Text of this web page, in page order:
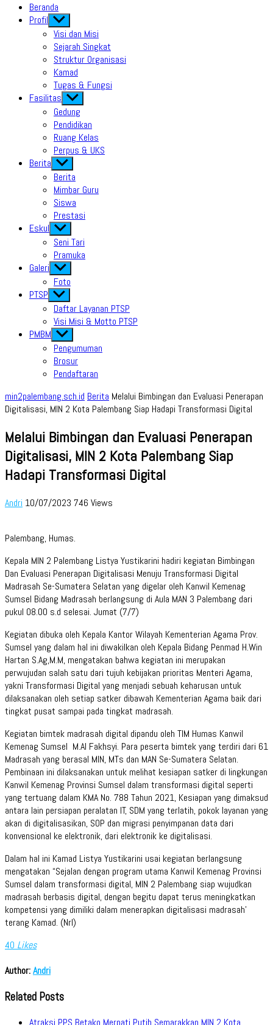
Beranda
Profil Show
sub
menu
Visi dan Misi
Sejarah Singkat
Struktur Organisasi
Kamad
Tugas & Fungsi
Fasilitas Show
sub
menu
Gedung
Pendidikan
Ruang Kelas
Perpus & UKS
Berita Show
sub
menu
Berita
Mimbar Guru
Siswa
Prestasi
Eskul Show
sub
menu
Seni Tari
Pramuka
Galeri Show
sub
menu
Foto
PTSP Show
sub
menu
Daftar Layanan PTSP
Visi Misi & Motto PTSP
PMBM Show
sub
menu
Pengumuman
Brosur
Pendaftaran
min2palembang.sch.id Berita Melalui Bimbingan dan Evaluasi Penerapan
Digitalisasi, MIN 2 Kota Palembang Siap Hadapi Transformasi Digital
Melalui Bimbingan dan Evaluasi Penerapan
Digitalisasi, MIN 2 Kota Palembang Siap
Hadapi Transformasi Digital
Andri 10/07/2023 746 Views
Palembang, Humas.
Kepala MIN 2 Palembang Listya Yustikarini hadiri kegiatan Bimbingan
Dan Evaluasi Penerapan Digitalisasi Menuju Transformasi Digital
Madrasah Se-Sumatera Selatan yang digelar oleh Kanwil Kemenag
Sumsel Bidang Madrasah berlangsung di Aula MAN 3 Palembang dari
pukul 08.00 s.d selesai. Jumat (7/7)
Kegiatan dibuka oleh Kepala Kantor Wilayah Kementerian Agama Prov.
Sumsel yang dalam hal ini diwakilkan oleh Kepala Bidang Penmad H.Win
Hartan S.Ag,M.M, mengatakan bahwa kegiatan ini merupakan
perwujudan salah satu dari tujuh kebijakan prioritas Menteri Agama,
yakni Transformasi Digital yang menjadi sebuah keharusan untuk
dilaksanakan oleh setiap satker dibawah Kementerian Agama baik dari
tingkat pusat sampai pada tingkat madrasah.
Kegiatan bimtek madrasah digital dipandu oleh TIM Humas Kanwil
Kemenag Sumsel M.Al Fakhsyi. Para peserta bimtek yang terdiri dari 61
Madrasah yang berasal MIN, MTs dan MAN Se-Sumatera Selatan.
Pembinaan ini dilaksanakan untuk melihat kesiapan satker di lingkungan
Kanwil Kemenag Provinsi Sumsel dalam transformasi digital seperti
yang tertuang dalam KMA No. 788 Tahun 2021, Kesiapan yang dimaksud
antara lain persiapan peralatan IT, SDM yang terlatih, pokok layanan yang
akan di digitalisasikan, SOP dan migrasi penyimpanan data dari
konvensional ke elektronik, dari elektronik ke digitalisasi.
Dalam hal ini Kamad Listya Yustikarini usai kegiatan berlangsung
mengatakan “Sejalan dengan program utama Kanwil Kemenag Provinsi
Sumsel dalam transformasi digital, MIN 2 Palembang siap wujudkan
madrasah berbasis digital, dengan begitu dapat terus meningkatkan
kompetensi yang dimiliki dalam menerapkan digitalisasi madrasah’
terang Kamad. (Nrl)
40 Likes
Author:Andri
Related Posts
Atraksi PPS Betako Merpati Putih Semarakkan MIN 2 Kota